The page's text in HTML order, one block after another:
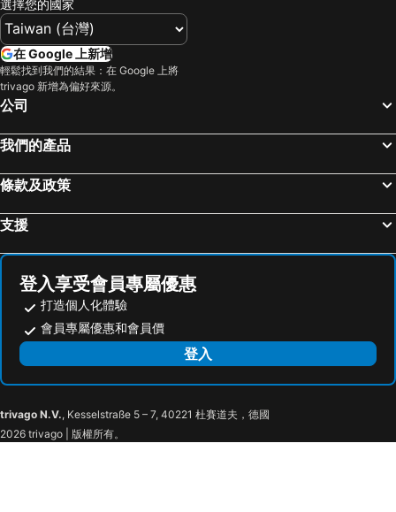
選擇您的國家
在 Google 上新增
輕鬆找到我們的結果：在 Google 上將
trivago 新增為偏好來源。
公司
我們的產品
條款及政策
支援
登入享受會員專屬優惠
打造個人化體驗
會員專屬優惠和會員價
登入
trivago N.V., Kesselstraße 5 – 7, 40221 杜賽道夫，德國
2026 trivago | 版權所有。